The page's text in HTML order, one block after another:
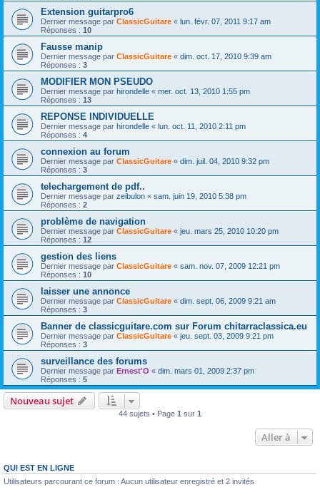
Extension guitarpro6
Dernier message par ClassicGuitare « lun. févr. 07, 2011 9:17 am
Réponses : 10
Fausse manip
Dernier message par ClassicGuitare « dim. oct. 17, 2010 9:39 am
Réponses : 3
MODIFIER MON PSEUDO
Dernier message par hirondelle « mer. oct. 13, 2010 1:55 pm
Réponses : 13
REPONSE INDIVIDUELLE
Dernier message par hirondelle « lun. oct. 11, 2010 2:11 pm
Réponses : 4
connexion au forum
Dernier message par ClassicGuitare « dim. juil. 04, 2010 9:32 pm
Réponses : 3
telechargement de pdf..
Dernier message par zeibulon « sam. juin 19, 2010 5:38 pm
Réponses : 2
problème de navigation
Dernier message par ClassicGuitare « jeu. mars 25, 2010 10:20 pm
Réponses : 12
gestion des liens
Dernier message par ClassicGuitare « sam. nov. 07, 2009 12:21 pm
Réponses : 10
laisser une annonce
Dernier message par ClassicGuitare « dim. sept. 06, 2009 9:21 am
Réponses : 3
Banner de classicguitare.com sur Forum chitarraclassica.eu
Dernier message par ClassicGuitare « jeu. sept. 03, 2009 9:21 pm
Réponses : 3
surveillance des forums
Dernier message par Ernest'O « dim. mars 01, 2009 2:37 pm
Réponses : 5
Nouveau sujet
44 sujets • Page 1 sur 1
Aller à
QUI EST EN LIGNE
Utilisateurs parcourant ce forum : Aucun utilisateur enregistré et 2 invités